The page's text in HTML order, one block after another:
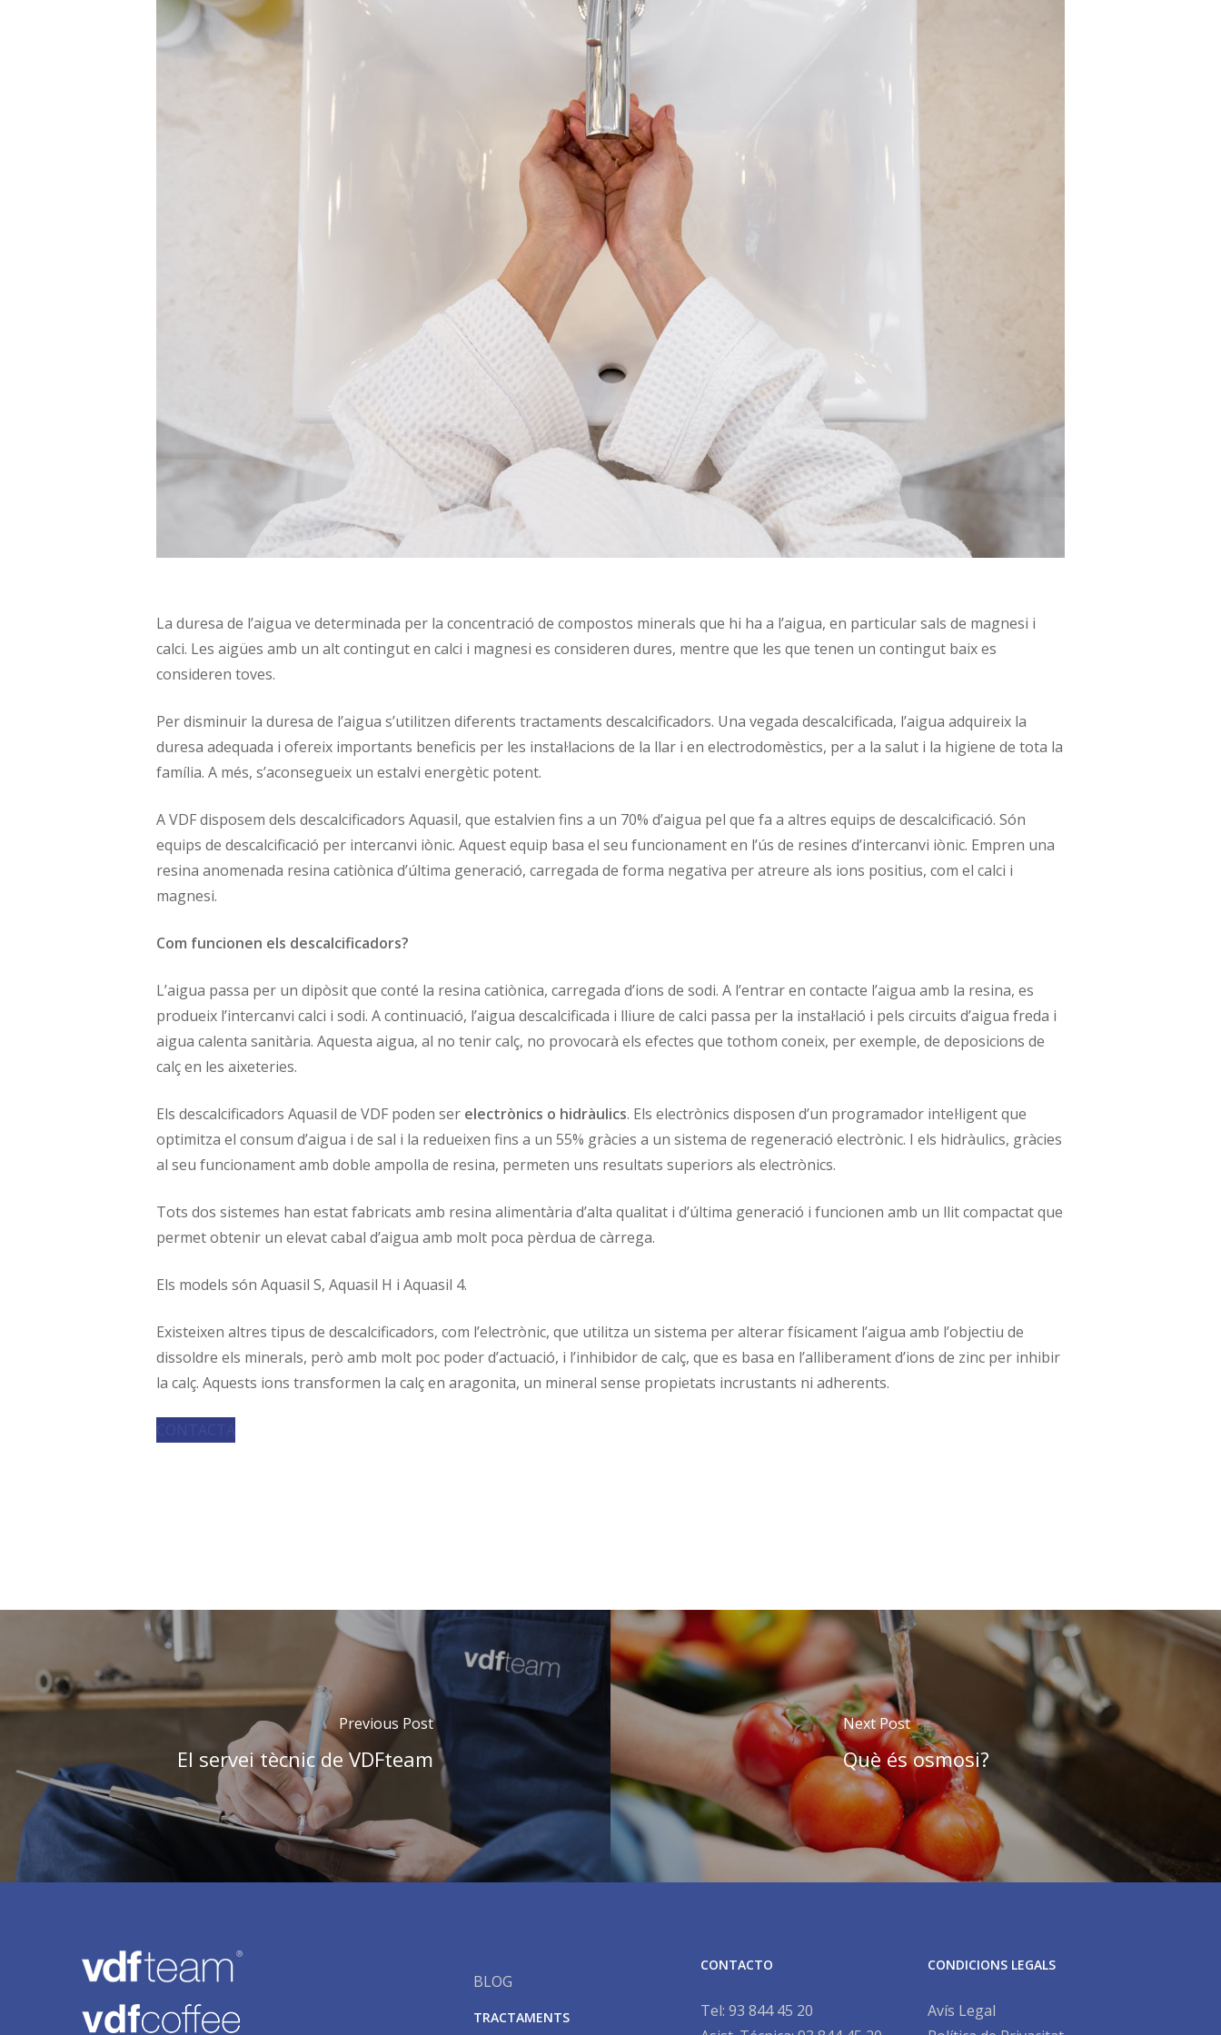
La duresa de l’aigua ve determinada per la concentració de compostos minerals que hi ha a l’aigua, en particular sals de magnesi i
calci. Les aigües amb un alt contingut en calci i magnesi es consideren dures, mentre que les que tenen un contingut baix es
consideren toves.
Per disminuir la duresa de l’aigua s’utilitzen diferents tractaments descalcificadors. Una vegada descalcificada, l’aigua adquireix la
duresa adequada i ofereix importants beneficis per les instal·lacions de la llar i en electrodomèstics, per a la salut i la higiene de tota la
família. A més, s’aconsegueix un estalvi energètic potent.
A VDF disposem dels descalcificadors Aquasil, que estalvien fins a un 70% d’aigua pel que fa a altres equips de descalcificació. Són
equips de descalcificació per intercanvi iònic. Aquest equip basa el seu funcionament en l’ús de resines d’intercanvi iònic. Empren una
resina anomenada resina catiònica d’última generació, carregada de forma negativa per atreure als ions positius, com el calci i
magnesi.
Com funcionen els descalcificadors?
L’aigua passa per un dipòsit que conté la resina catiònica, carregada d’ions de sodi. A l’entrar en contacte l’aigua amb la resina, es
produeix l’intercanvi calci i sodi. A continuació, l’aigua descalcificada i lliure de calci passa per la instal·lació i pels circuits d’aigua freda i
aigua calenta sanitària. Aquesta aigua, al no tenir calç, no provocarà els efectes que tothom coneix, per exemple, de deposicions de
calç en les aixeteries.
Els descalcificadors Aquasil de VDF poden ser electrònics o hidràulics. Els electrònics disposen d’un programador intel·ligent que
optimitza el consum d’aigua i de sal i la redueixen fins a un 55% gràcies a un sistema de regeneració electrònic. I els hidràulics, gràcies
al seu funcionament amb doble ampolla de resina, permeten uns resultats superiors als electrònics.
Tots dos sistemes han estat fabricats amb resina alimentària d’alta qualitat i d’última generació i funcionen amb un llit compactat que
permet obtenir un elevat cabal d’aigua amb molt poca pèrdua de càrrega.
Els models són Aquasil S, Aquasil H i Aquasil 4.
Existeixen altres tipus de descalcificadors, com l’electrònic, que utilitza un sistema per alterar físicament l’aigua amb l’objectiu de
dissoldre els minerals, però amb molt poc poder d’actuació, i l’inhibidor de calç, que es basa en l’alliberament d’ions de zinc per inhibir
la calç. Aquests ions transformen la calç en aragonita, un mineral sense propietats incrustants ni adherents.
Previous Post
El servei tècnic de VDFteam
Next Post
Què és osmosi?
BLOG
TRACTAMENTS
CONTACTO
Tel: 93 844 45 20
CONDICIONS LEGALS
Avís Legal